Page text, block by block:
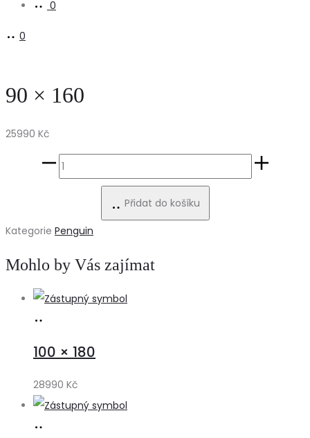
0
0
90 × 160
25990 Kč
90
množství
Přidat do košíku
Kategorie Penguin
Mohlo by Vás zajímat
košíku
100 × 180
28990 Kč